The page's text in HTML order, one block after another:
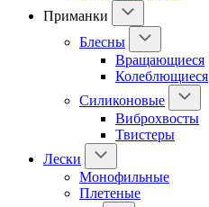
Приманки
Блесны
Вращающиеся
Колеблющиеся
Силиконовые
Виброхвосты
Твистеры
Лески
Монофильные
Плетеные